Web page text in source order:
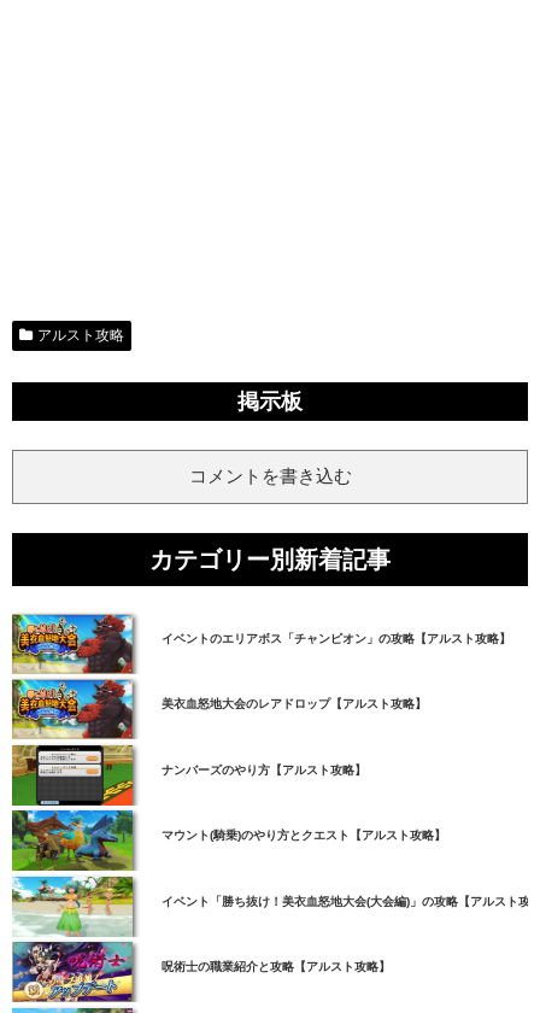
アルスト攻略
掲示板
コメントを書き込む
カテゴリー別新着記事
イベントのエリアボス「チャンピオン」の攻略【アルスト攻略】
美衣血怒地大会のレアドロップ【アルスト攻略】
ナンバーズのやり方【アルスト攻略】
マウント(騎乗)のやり方とクエスト【アルスト攻略】
イベント「勝ち抜け！美衣血怒地大会(大会編)」の攻略【アルスト攻
呪術士の職業紹介と攻略【アルスト攻略】